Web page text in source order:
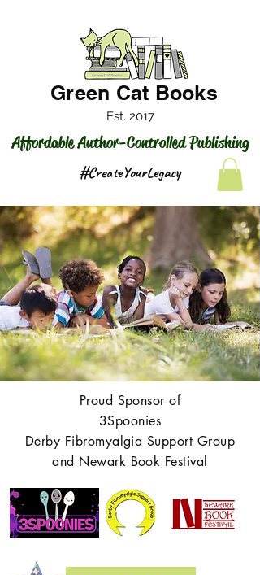
Affordable Author-Controlled Publishing
Green Cat Books
Est. 2017
#CreateYourLegacy
Proud Sponsor of
3Spoonies
Derby Fibromyalgia Support Group
and Newark Book Festival